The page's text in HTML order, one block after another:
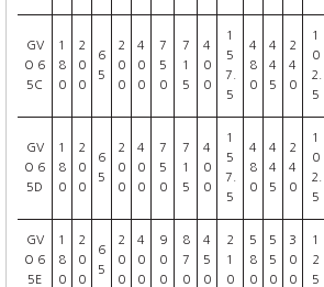
GV
O 6
5C
1
8
0
2
0
0
6
5
2
0
0
4
0
0
7
5
0
7
1
5
4
0
0
1
5
7.
5
4
8
0
4
4
5
2
4
0
1
0
2.
5
GV
O 6
5D
1
8
0
2
0
0
6
5
2
0
0
4
0
0
7
5
0
7
1
5
4
0
0
1
5
7.
5
4
8
0
4
4
5
2
4
0
1
0
2.
5
GV
O 6
5E
1
8
0
2
0
0
6
5
2
0
0
4
0
0
9
0
0
8
7
0
4
5
0
2
1
0
5
8
0
5
5
0
3
0
0
1
2
5